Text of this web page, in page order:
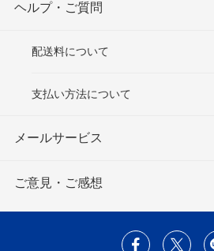
ヘルプ・ご質問
配送料について
支払い方法について
メールサービス
ご意見・ご感想